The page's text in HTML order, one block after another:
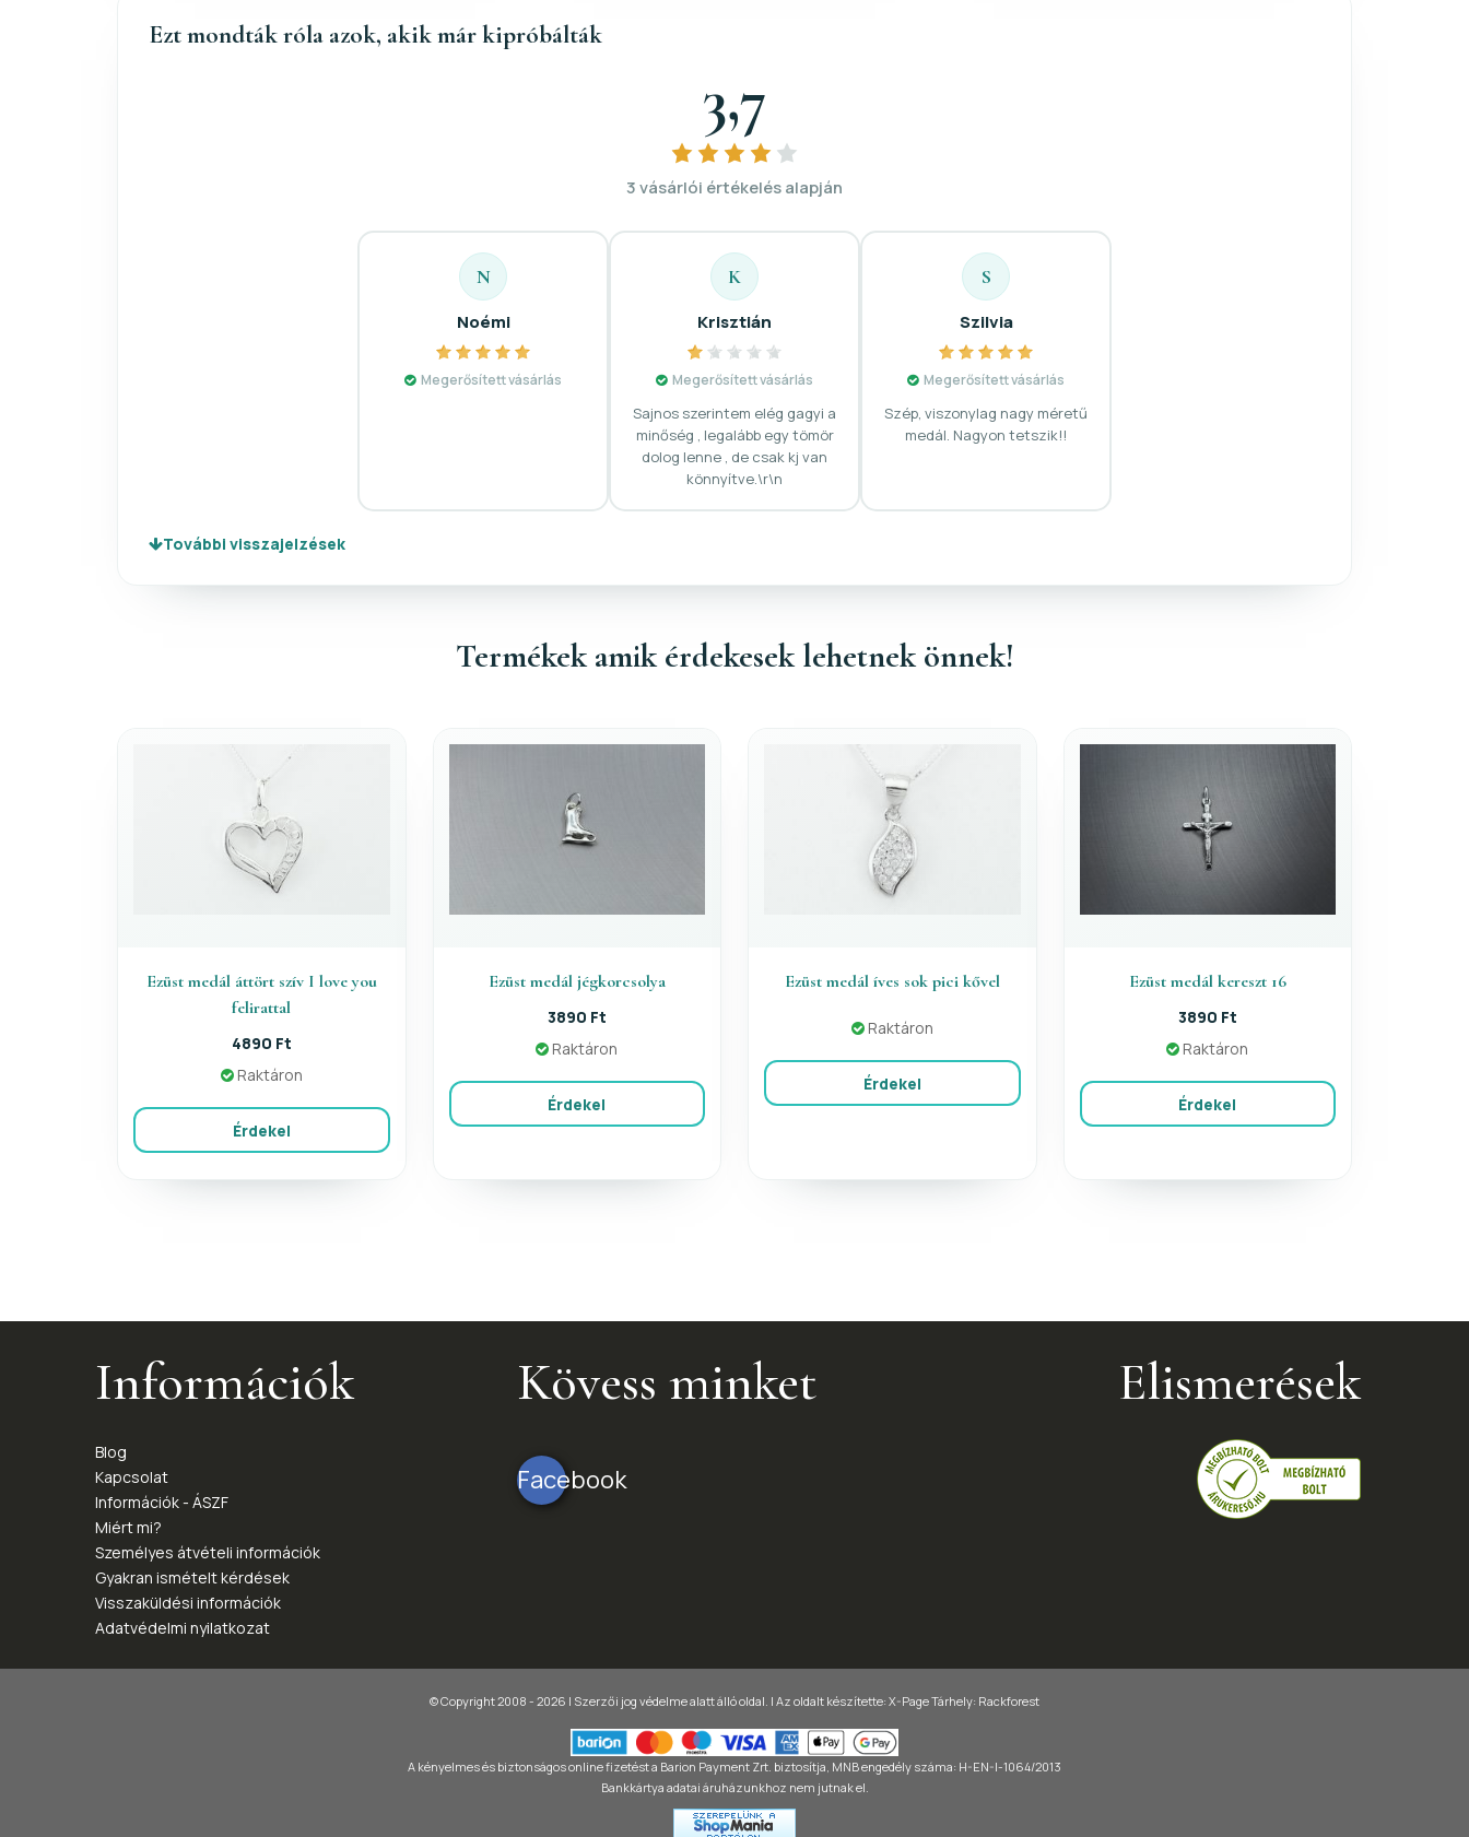
Ezt mondták róla azok, akik már kipróbálták
3,7
3 vásárlói értékelés alapján
N
Noémi
Megerősített vásárlás
K
Krisztián
Megerősített vásárlás
Sajnos szerintem elég gagyi a
minőség , legalább egy tömör
dolog lenne , de csak kj van
könnyítve.\r\n
S
Szilvia
Megerősített vásárlás
Szép, viszonylag nagy méretű
medál. Nagyon tetszik!!
További visszajelzések
Termékek amik érdekesek lehetnek önnek!
Ezüst medál áttört szív I love you
felirattal
4890 Ft
Raktáron
Érdekel
Ezüst medál jégkorcsolya
3890 Ft
Raktáron
Érdekel
Ezüst medál íves sok pici kővel
Raktáron
Érdekel
Ezüst medál kereszt 16
3890 Ft
Raktáron
Érdekel
Információk
Blog
Kapcsolat
Információk - ÁSZF
Miért mi?
Személyes átvételi információk
Gyakran ismételt kérdések
Visszaküldési információk
Adatvédelmi nyilatkozat
Kövess minket
Facebook
Elismerések
© Copyright 2008 - 2026 | Szerzői jog védelme alatt álló oldal. | Az oldalt készítette: X-PageTárhely: Rackforest
A kényelmes és biztonságos online fizetést a Barion Payment Zrt. biztosítja, MNB engedély száma: H-EN-I-1064/2013
Bankkártya adatai áruházunkhoz nem jutnak el.